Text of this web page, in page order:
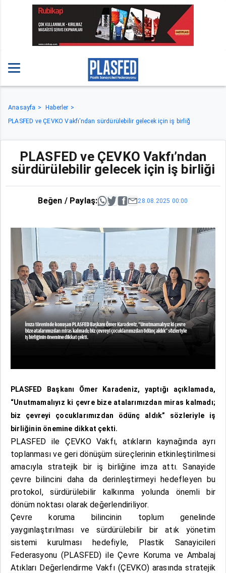
Anasayfa
Haberler
PLASFED ve ÇEVKO Vakfı’ndan sürdürülebilir gelecek için iş birliğ
PLASFED ve ÇEVKO Vakfı’ndan
sürdürülebilir gelecek için iş birliği
Beğen / Paylaş: 28.08.2025 00:00
PLASFED Başkanı Ömer Karadeniz, yaptığı açıklamada,
“Unutmamalıyız ki çevre bize atalarımızdan miras kalmadı;
biz çevreyi çocuklarımızdan ödünç aldık” sözleriyle iş
birliğinin önemine dikkat çekti.
PLASFED ile ÇEVKO Vakfı, atıkların kaynağında ayrı
toplanması ve geri dönüşüm süreçlerinin etkinleştirilmesi
amacıyla stratejik bir iş birliğine imza attı. Sanayide
çevre bilincini daha da derinleştirmeyi hedefleyen bu
protokol, sürdürülebilir kalkınma yolunda önemli bir
dönüm noktası olarak değerlendiriliyor.
Çevre koruma bilincinin toplum genelinde
yaygınlaştırılması ve sürdürülebilir bir atık yönetim
sistemi kurulması hedefiyle, Plastik Sanayicileri
Federasyonu (PLASFED) ile Çevre Koruma ve Ambalaj
Atıkları Değerlendirme Vakfı (ÇEVKO) arasında stratejik